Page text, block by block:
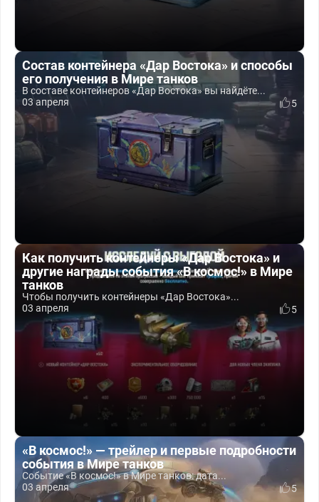
Состав контейнера «Дар Востока» и способы
его получения в Мире танков
В составе контейнеров «Дар Востока» вы найдёте...
03 апреля
5
Как получить контейнеры «Дар Востока» и
другие награды события «В космос!» в Мире
танков
Чтобы получить контейнеры «Дар Востока»...
03 апреля
5
«В космос!» — трейлер и первые подробности
события в Мире танков
Событие «В космос!» в Мире танков: дата...
03 апреля
5